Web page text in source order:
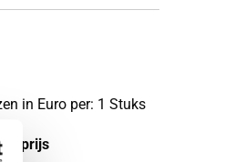
in Euro per: 1 Stuks
prijs